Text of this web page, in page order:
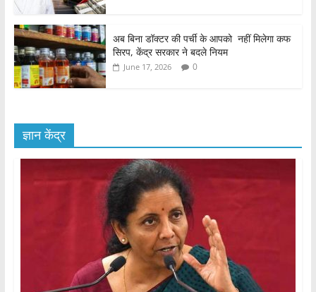
अब बिना डॉक्टर की पर्ची के आपको नहीं मिलेगा कफ
सिरप, केंद्र सरकार ने बदले नियम
June 17, 2026 0
ज्ञान केंद्र